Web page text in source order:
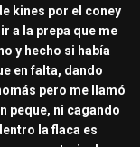
kines por el coney
a la prepa que me
y hecho si había
en falta, dando
pero me llamó
peque, ni cagando
la flaca es